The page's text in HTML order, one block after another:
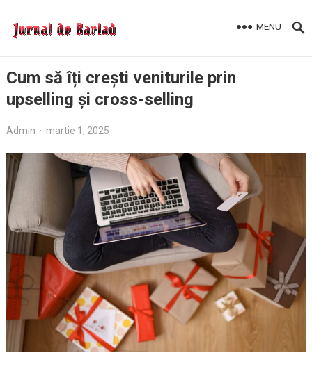
MENU
Cum să îți crești veniturile prin
upselling și cross-selling
Admin · martie 1, 2025